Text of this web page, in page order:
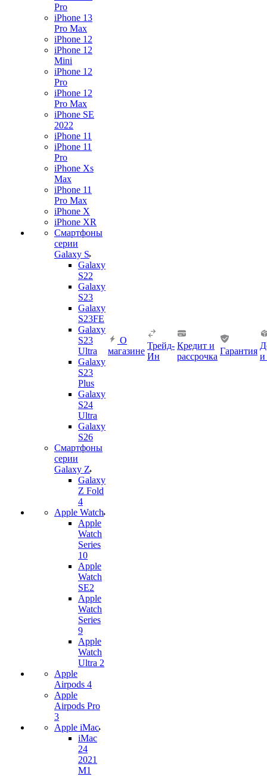
Pro
iPhone 13
Pro Max
iPhone 12
iPhone 12
Mini
iPhone 12
Pro
iPhone 12
Pro Max
iPhone SE
2022
iPhone 11
iPhone 11
Pro
iPhone Xs
Max
iPhone 11
Pro Max
iPhone X
iPhone XR
Смартфоны
серии
Galaxy S
Galaxy
S22
Galaxy
S23
Galaxy
S23FE
Galaxy
S23
Ultra
Galaxy
S23
Plus
Galaxy
S24
Ultra
Galaxy
S26
Смартфоны
серии
Galaxy Z
Galaxy
Z Fold
4
Apple Watch
Apple
Watch
Series
10
Apple
Watch
SE2
Apple
Watch
Series
9
Apple
Watch
Ultra 2
Apple
Airpods 4
Apple
Airpods Pro
3
Apple iMac
iMac
24
2021
M1
О
магазине
Трейд-
Ин
Кредит и
рассрочка
Гарантия
и